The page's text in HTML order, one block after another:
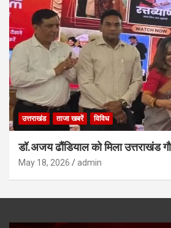
उत्तराखंड ताजा खबरें विविध
डॉ.अजय ढौंडियाल को मिला उत्तराखंड
May 18, 2026 admin